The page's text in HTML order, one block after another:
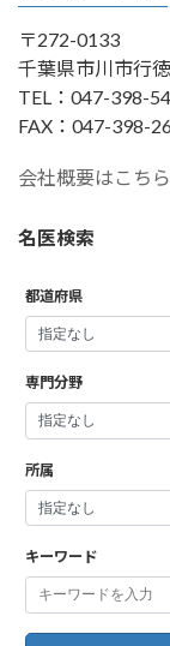
〒272-0133
千葉県市川市行
TEL：047-398-
FAX：047-398-
会社概要はこちら
名医検索
都道府県
専門分野
所属
キーワード